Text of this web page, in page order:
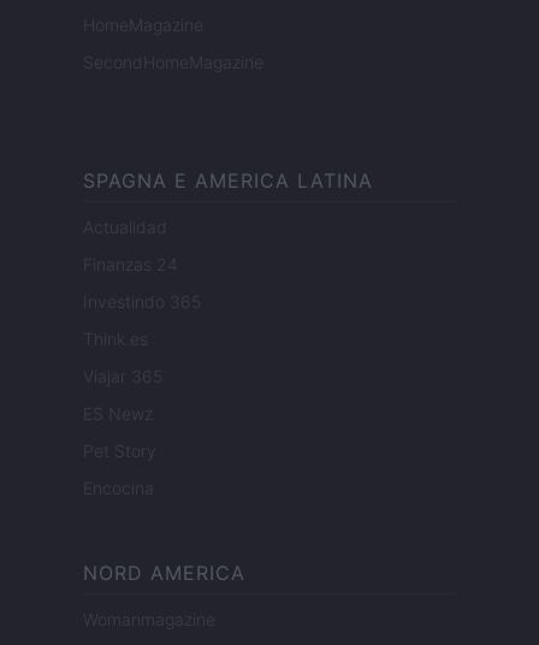
HomeMagazine
SecondHomeMagazine
SPAGNA E AMERICA LATINA
Actualidad
Finanzas 24
Investindo 365
Think.es
Viajar 365
ES Newz
Pet Story
Encocina
NORD AMERICA
Womanmagazine